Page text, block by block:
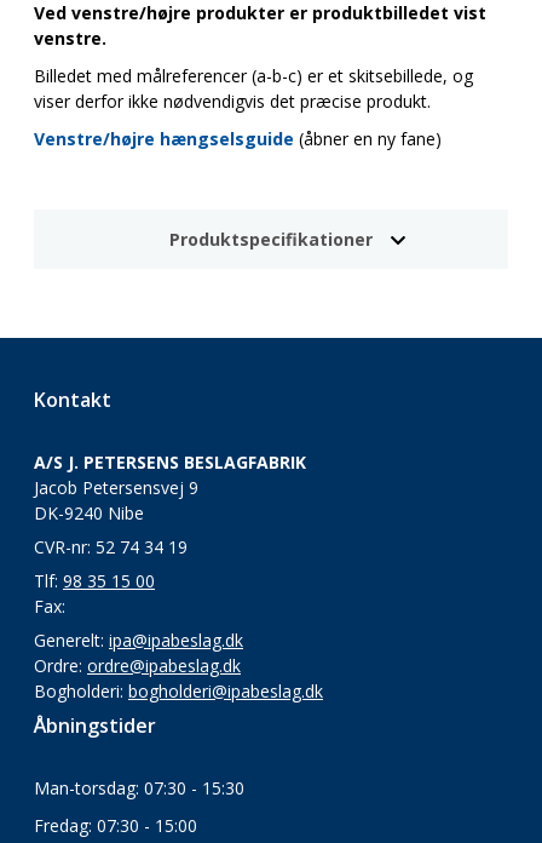
Ved venstre/højre produkter er produktbilledet vist
venstre.
Billedet med målreferencer (a-b-c) er et skitsebillede, og
viser derfor ikke nødvendigvis det præcise produkt.
Venstre/højre hængselsguide (åbner en ny fane)
Produktspecifikationer
Kontakt
A/S J. PETERSENS BESLAGFABRIK
Jacob Petersensvej 9
DK-9240 Nibe
CVR-nr: 52 74 34 19
Tlf: 98 35 15 00
Fax:
Generelt: ipa@ipabeslag.dk
Ordre: ordre@ipabeslag.dk
Bogholderi: bogholderi@ipabeslag.dk
Åbningstider
Man-torsdag: 07:30 - 15:30
Fredag: 07:30 - 15:00